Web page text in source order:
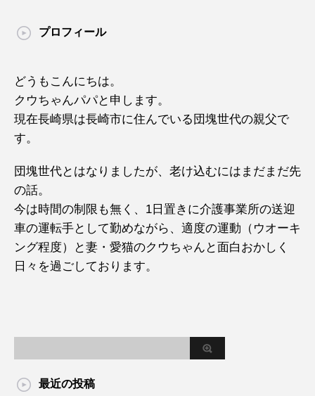
プロフィール
どうもこんにちは。
クウちゃんパパと申します。
現在長崎県は長崎市に住んでいる団塊世代の親父で
す。
団塊世代とはなりましたが、老け込むにはまだまだ先
の話。
今は時間の制限も無く、1日置きに介護事業所の送迎
車の運転手として勤めながら、適度の運動（ウオーキ
ング程度）と妻・愛猫のクウちゃんと面白おかしく
日々を過ごしております。
最近の投稿